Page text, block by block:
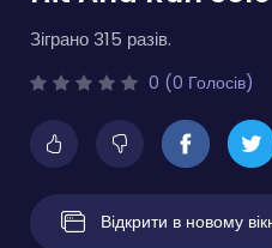
Зіграно 315 разів.
0 (0 Голосів)
Відкрити в новому